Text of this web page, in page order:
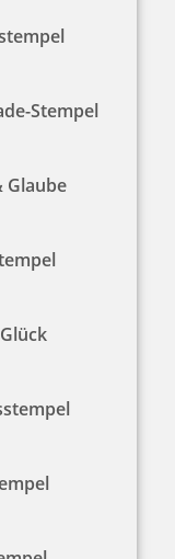
Stempel
Glaube
4374R